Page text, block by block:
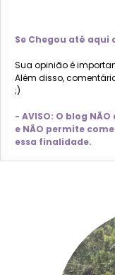
Se Chegou até
Sua opinião é
Além disso,
;)
- AVISO: O blog
e NÃO permite
essa finalidade.